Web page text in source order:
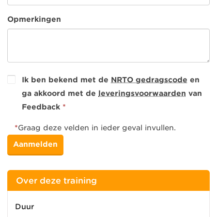
Opmerkingen
Ik ben bekend met de NRTO gedragscode en
ga akkoord met de leveringsvoorwaarden van
Feedback *
*Graag deze velden in ieder geval invullen.
Over deze training
Duur